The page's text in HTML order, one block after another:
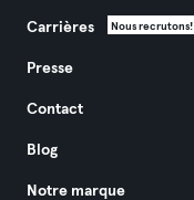
Carrières Nous recrutons!
Presse
Contact
Blog
Notre marque